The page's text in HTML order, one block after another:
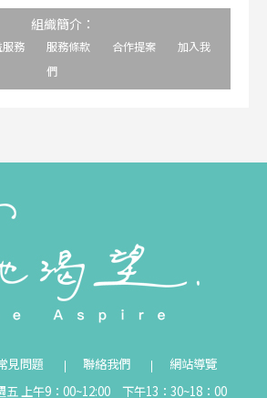
組織簡介：
服務 服務條款 合作提案
加入我
們
見問題 聯絡我們
網站導覽
五 上午9：00~12:00 下午13：30~18：00